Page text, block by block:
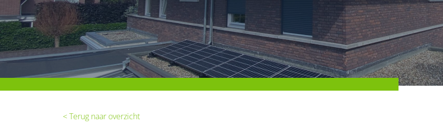
< Terug naar overzicht